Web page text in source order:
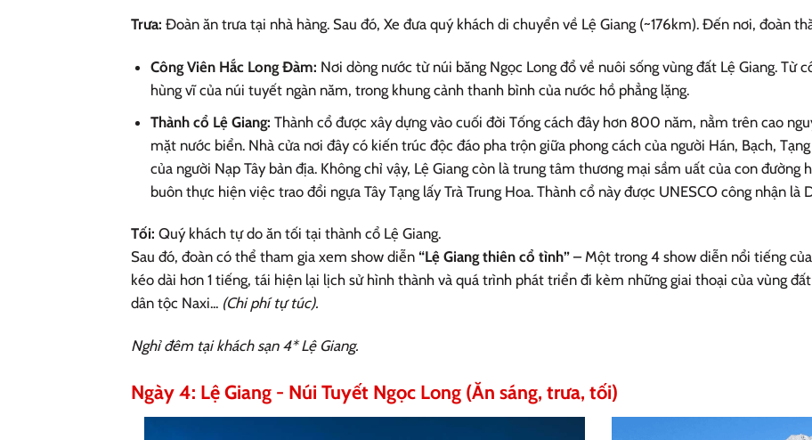
Trưa: Đoàn ăn trưa tại nhà hàng. Sau đó, Xe đưa quý khách di chuyển về Lệ Giang (~176km). Đến nơi, đoàn
Công Viên Hắc Long Đàm: Nơi dòng nước từ núi băng Ngọc Long đổ về nuôi sống vùng đất Lệ Giang. Từ
hùng vĩ của núi tuyết ngàn năm, trong khung cảnh thanh bình của nước hồ phẳng lặng.
Thành cổ Lệ Giang: Thành cổ được xây dựng vào cuối đời Tống cách đây hơn 800 năm, nằm trên cao
mặt nước biển. Nhà cửa nơi đây có kiến trúc độc đáo pha trộn giữa phong cách của người Hán, Bạch,
của người Nạp Tây bản địa. Không chỉ vậy, Lệ Giang còn là trung tâm thương mại sầm uất của con đường
buôn thực hiện việc trao đổi ngựa Tây Tạng lấy Trà Trung Hoa. Thành cổ này được UNESCO công nhận là
Tối: Quý khách tự do ăn tối tại thành cổ Lệ Giang.
Sau đó, đoàn có thể tham gia xem show diễn “Lệ Giang thiên cổ tình” – Một trong 4 show diễn nổi tiếng
kéo dài hơn 1 tiếng, tái hiện lại lịch sử hình thành và quá trình phát triển đi kèm những giai thoại của vùng
dân tộc Naxi... (Chi phí tự túc).
Nghỉ đêm tại khách sạn 4* Lệ Giang.
Ngày 4: Lệ Giang - Núi Tuyết Ngọc Long (Ăn sáng, trưa, tối)